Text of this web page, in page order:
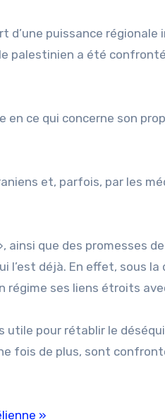
puissance régionale
palestinien a été
en ce qui concerne son
et, parfois, par les
ainsi que des promesses
déjà. En effet, sous la
régime ses liens étroits
pour rétablir le
fois de plus, sont
»